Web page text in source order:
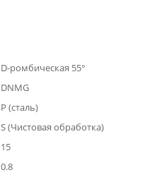
D-ромбическая 55°
DNMG
P (сталь)
S (Чистовая обработка)
15
0.8